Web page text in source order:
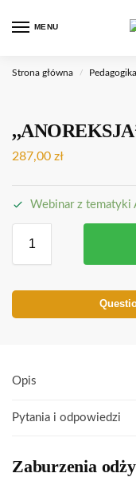
MENU
Strona główna / Pedagogika
287,00 zł
Webinar z tematyki
Opis
Pytania i odpowiedzi
Zaburzenia